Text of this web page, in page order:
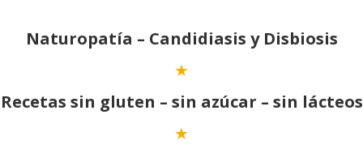
contenido
Naturopatía – Candidiasis y Disbiosis
Recetas sin gluten – sin azúcar – sin lácteos